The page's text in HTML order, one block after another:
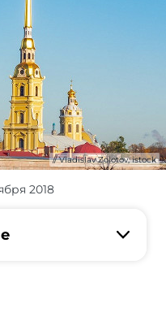
Vladislav Zolotov, istock
2018